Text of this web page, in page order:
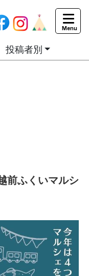
一覧
投稿者別
前ふくいマルシ